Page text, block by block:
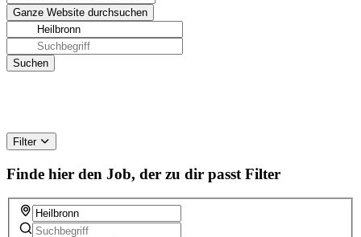
Filter
Finde hier den Job, der zu dir passt Filter